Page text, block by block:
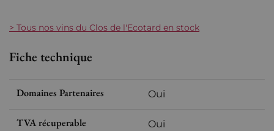
> Tous nos vins du Clos de l'Ecotard en stock
Fiche technique
Domaines Partenaires Oui
TVA récuperable Oui